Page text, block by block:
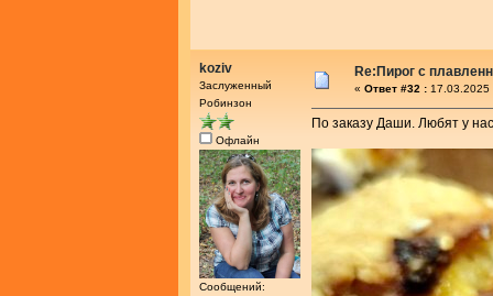
koziv
Заслуженный
Робинзон
Офлайн
Сообщений:
Re:Пирог с
« Ответ #32 : 17.03.2025
По заказу Даши. Любят у нас